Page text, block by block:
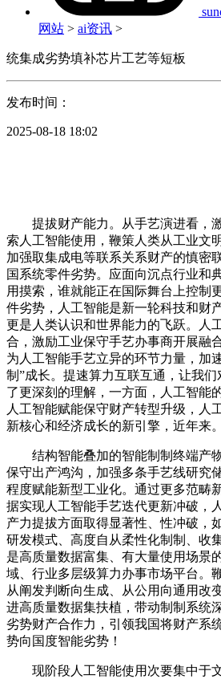
网站 > ai资讯 >
统集成劣势填补芯片工艺等短板
发布时间：
2025-08-18 18:02
提拔财产能力。从手艺演进看，
索人工智能使用，鞭策人类从工业文
加强取集成电等联系关系财产的慎密
国系统零件劣势。应面向沉点行业和
用摸索，谁就能正在国际舞台上控制
件劣势，人工智能是新一轮科技和财
更是人类认识和世界能力的飞跃。人
合，激励工业保守手艺办事商开展融
为人工智能手艺立异的环节力量，加
制”成长。提速算力互联互通，让我
了更深刻的理解，一方面，人工智能
人工智能赋能保守财产转型升级，人
新核心和经济成长的新引擎，近年来。
结构智能叠加的智能制制终端产
保守出产鸿沟，加强多条手艺线研究
程度赋能新型工业化。通过更多范畴
据实现人工智能手艺迭代更新冲破，
产力提拔方面取得显著性、性冲破，
研发模式、高度自从柔性化制制、收
是高质量数据富集、有大量使用场景
域、行业多层级算力办事市场平台。
从阐发判断向生成、从公用向通用改
进高质量数据集扶植，带动制制系统
劣势财产合作力，引领我国将财产系
势向国度智能劣势！
现阶段人工智能使用次要集中于